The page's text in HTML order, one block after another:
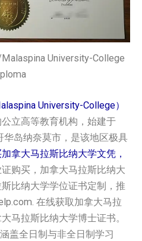
University-College
University-College）
立高等教育机构，始建于
岛纳奈莫市，是该地区极具
拿大马拉斯比纳大学文凭，
购买，加拿大马拉斯比纳大
比纳大学学位证书定制，推
在线获取加拿大马拉
马拉斯比纳大学博士证书。
盖全日制与非全日制学习